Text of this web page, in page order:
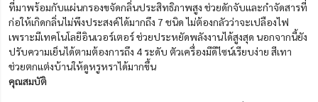
ที่มาพร้อมกับแผ่นกรองขจัดกลิ่นประสิทธิภาพสูง ช่วยดักจับและกำจัดสารที่
ก่อให้เกิดกลิ่นไม่พึงประสงค์ได้มากถึง 7 ชนิด ไม่ต้องกลัวว่าจะเปลืองไฟ
เพราะมีเทคโนโลยีอินเวอร์เตอร์ ช่วยประหยัดพลังงานได้สูงสุด นอกจากนี้ยัง
ปรับความเย็นได้ตามต้องการถึง 4 ระดับ ตัวเครื่องมีดีไซน์เรียบง่าย สีเทา
ช่วยตกแต่งบ้านให้ดูหรูหราได้มากขึ้น
คุณสมบัติ